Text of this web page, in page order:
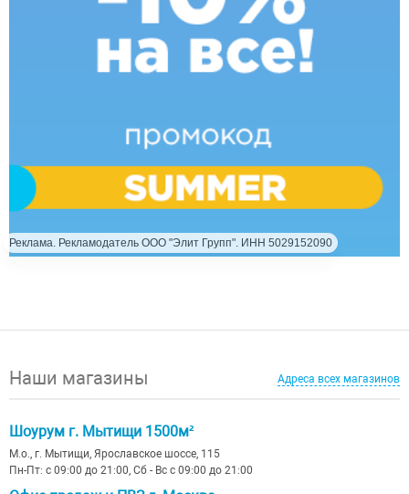
Реклама. Рекламодатель ООО "Элит Групп". ИНН 5029152090
Наши магазины Адреса всех магазинов
Шоурум г. Мытищи 1500м²
М.о., г. Мытищи, Ярославское шоссе, 115
Пн-Пт: с 09:00 до 21:00, Сб - Вс с 09:00 до 21:00